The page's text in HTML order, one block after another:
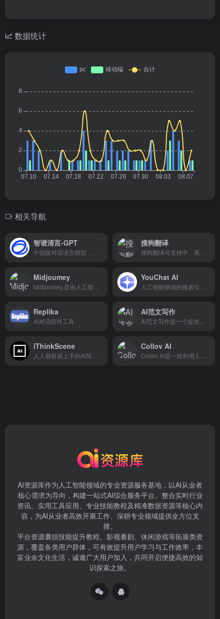
数据统计
相关导航
智谱清言-GPT 搜狗翻译
Midjoumey YouChat AI
Replika
AI对话陪伴工具
AI范文写作
iThinkScene Collov AI
AI资源库作为人工智能领域的专业资源服务基地，以AI从业者
核心需求为导向，构建一站式AI综合服务平台。整合实时行业
资讯、实用工具应用、专业技能教程及精准数据资源等核心内
容，为AI从业者高效开展工作、深耕专业领域提供全方位支
撑。
平台资源囊括技能提升教程、影视番剧、休闲游戏等拓展类资
源，覆盖各类用户群体，可有效提升用户学习与工作效率，丰
富业余文化生活，诚邀广大用户加入，共同开启便捷高效的知
识探索之旅。